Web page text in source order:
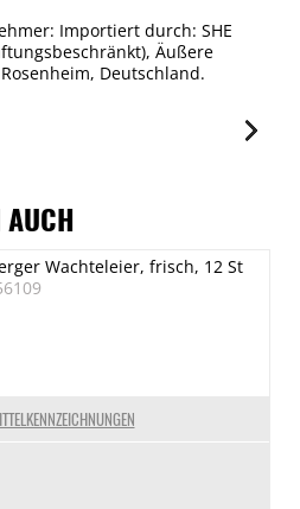
Importiert durch: SHE
Äußere
Deutschland.
AUCH
Wachteleier, frisch, 12 St